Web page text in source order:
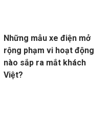
Những mẫu xe điện mở
rộng phạm vi hoạt động
nào sắp ra mắt khách
Việt?